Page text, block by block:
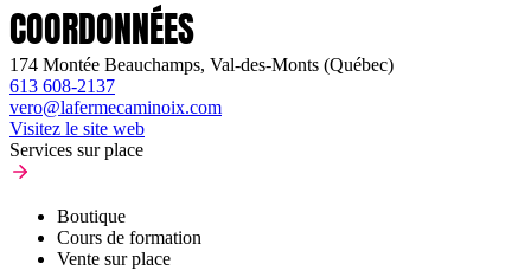
COORDONNÉES
174 Montée Beauchamps, Val-des-Monts (Québec)
613 608-2137
vero@lafermecaminoix.com
Visitez le site web
Services sur place
Boutique
Cours de formation
Vente sur place